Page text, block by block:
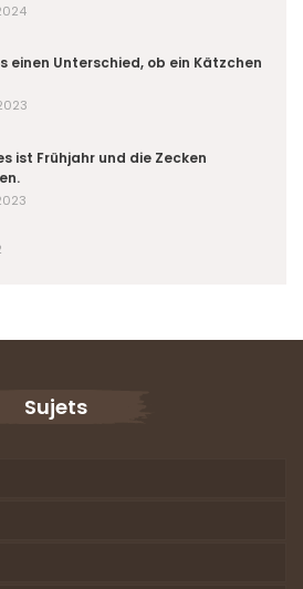
einen Unterschied, ob ein Kätzchen
ist Frühjahr und die Zecken
Sujets